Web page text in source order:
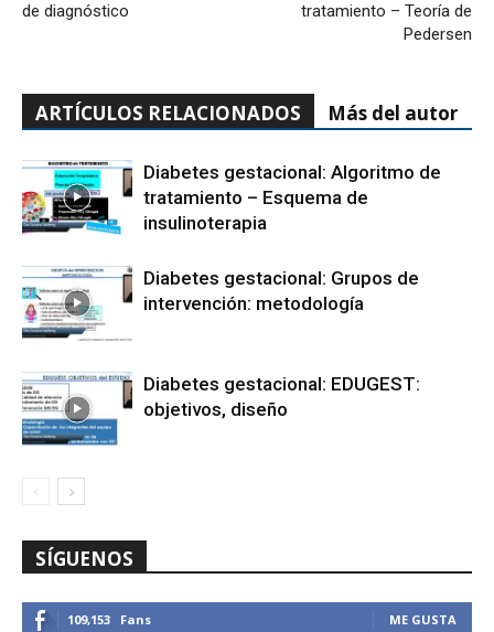
de diagnóstico
tratamiento – Teoría de
Pedersen
ARTÍCULOS RELACIONADOS Más del autor
Diabetes gestacional: Algoritmo de
tratamiento – Esquema de
insulinoterapia
Diabetes gestacional: Grupos de
intervención: metodología
Diabetes gestacional: EDUGEST:
objetivos, diseño
SÍGUENOS
109,153 Fans ME GUSTA